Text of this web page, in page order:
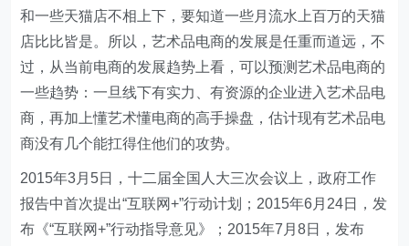
和一些天猫店不相上下，要知道一些月流水上百万的天猫
店比比皆是。所以，艺术品电商的发展是任重而道远，不
过，从当前电商的发展趋势上看，可以预测艺术品电商的
一些趋势：一旦线下有实力、有资源的企业进入艺术品电
商，再加上懂艺术懂电商的高手操盘，估计现有艺术品电
商没有几个能扛得住他们的攻势。
2015年3月5日，十二届全国人大三次会议上，政府工作
报告中首次提出“互联网+”行动计划；2015年6月24日，发
布《“互联网+”行动指导意见》；2015年7月8日，发布